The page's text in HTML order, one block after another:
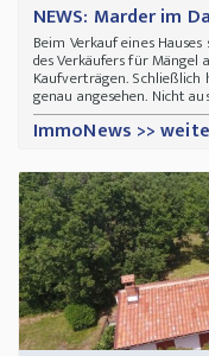
NEWS: Marder im
Beim Verkauf eines
des Verkäufers für Mängel
Kaufverträgen.
genau angesehen. Nicht
ImmoNews >>